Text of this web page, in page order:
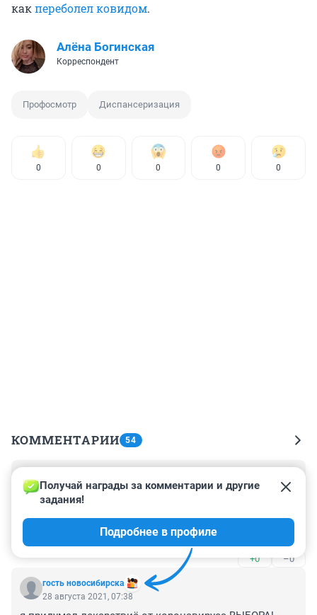
какпереболел ковидом.
Алёна Богинская
Корреспондент
Профосмотр Диспансеризация
0 0 0 0 0
КОММЕНТАРИИ 54
28 августа 2021, 13:55
я думаю ненадо ещё ходить по больницам и
поликлиникам, каждый чувствует своё состояние а в
медучреждениях большая вероятность подхватить
инфекцию- убедилась на знакомых!
+0 –0
гость новосибирска
Получай награды за комментарии и другие
задания!
Подробнее в профиле
28 августа 2021, 07:38